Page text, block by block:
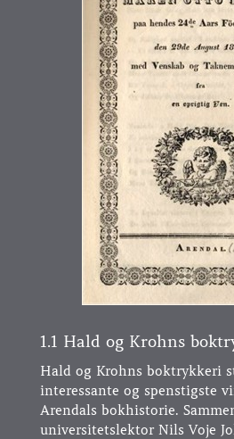
1.1 Hald og Krohns
Hald og Krohns boktrykkeri
interessante og spenstigste
Arendals bokhistorie.
universitetslektor Nils Voje